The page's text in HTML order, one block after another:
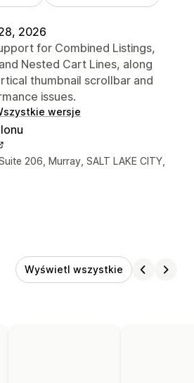
2026
for Combined Listings,
Nested Cart Lines, along
thumbnail scrollbar and
issues.
wersje
206, Murray, SALT LAKE CITY,
Wyświetl wszystkie